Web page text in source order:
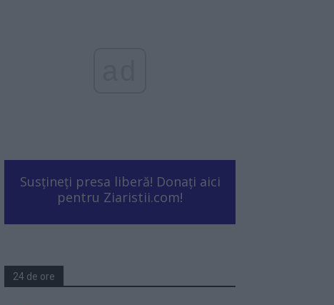
Susțineți presa liberă! Donați aici
pentru Ziaristii.com!
24 de ore